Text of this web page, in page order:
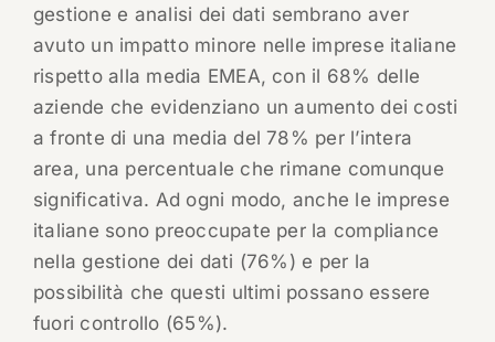
gestione e analisi dei dati sembrano aver
avuto un impatto minore nelle imprese italiane
rispetto alla media EMEA, con il 68% delle
aziende che evidenziano un aumento dei costi
a fronte di una media del 78% per l’intera
area, una percentuale che rimane comunque
significativa. Ad ogni modo, anche le imprese
italiane sono preoccupate per la compliance
nella gestione dei dati (76%) e per la
possibilità che questi ultimi possano essere
fuori controllo (65%).